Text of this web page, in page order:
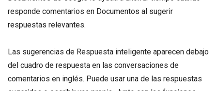
responde comentarios en Documentos al sugerir
respuestas relevantes.
Las sugerencias de Respuesta inteligente aparecen debajo
del cuadro de respuesta en las conversaciones de
comentarios en inglés. Puede usar una de las respuestas